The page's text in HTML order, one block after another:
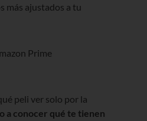
más ajustados a tu
peli ver solo por la
a conocer qué te tienen